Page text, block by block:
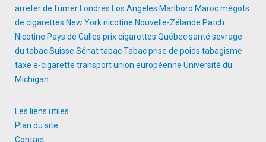
arreter de fumer Londres Los Angeles Marlboro Marocmégots
de cigarettes New Yorknicotine Nouvelle-Zélande Patch
Nicotine Pays de Galles prix cigarettes Québecsanté sevrage
du tabacSuisse SénattabacTabac prise de poids tabagisme
taxe e-cigarette transportunion européenne Université du
Michigan
Les liens utiles
Plan du site
Contact